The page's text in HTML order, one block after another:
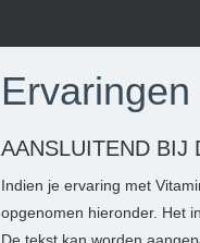
AANSLUITEND BIJ
Indien je ervaring met
opgenomen hieronder. Het